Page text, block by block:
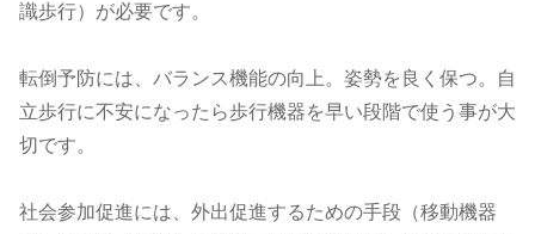
識歩行）が必要です。
転倒予防には、バランス機能の向上。姿勢を良く保つ。自
立歩行に不安になったら歩行機器を早い段階で使う事が大
切です。
社会参加促進には、外出促進するための手段（移動機器